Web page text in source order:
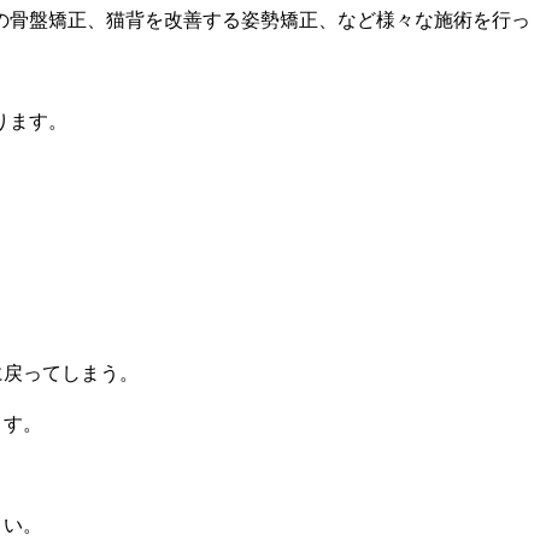
盤矯正、猫背を改善する姿勢矯正、など様々な施術を行っ
す。
ってしまう。
。
。